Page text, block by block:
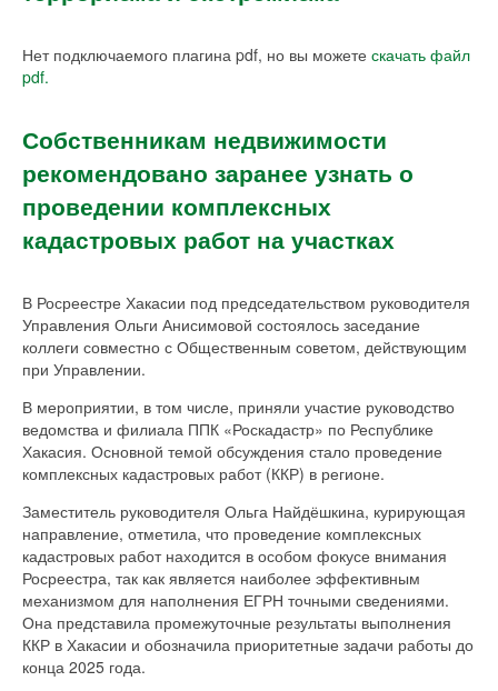
Нет подключаемого плагина pdf, но вы можете скачать файл
pdf.
Собственникам недвижимости
рекомендовано заранее узнать о
проведении комплексных
кадастровых работ на участках
В Росреестре Хакасии под председательством руководителя
Управления Ольги Анисимовой состоялось заседание
коллеги совместно с Общественным советом, действующим
при Управлении.
В мероприятии, в том числе, приняли участие руководство
ведомства и филиала ППК «Роскадастр» по Республике
Хакасия. Основной темой обсуждения стало проведение
комплексных кадастровых работ (ККР) в регионе.
Заместитель руководителя Ольга Найдёшкина, курирующая
направление, отметила, что проведение комплексных
кадастровых работ находится в особом фокусе внимания
Росреестра, так как является наиболее эффективным
механизмом для наполнения ЕГРН точными сведениями.
Она представила промежуточные результаты выполнения
ККР в Хакасии и обозначила приоритетные задачи работы до
конца 2025 года.